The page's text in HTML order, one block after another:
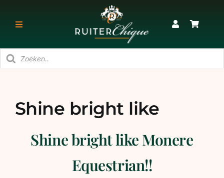
naar
Toggle
RUITER
SNEAKERS & KORTE LAARZEN
Shine bright like
Monere Equestrian!!
Shine bright like Monere
Equestrian!!